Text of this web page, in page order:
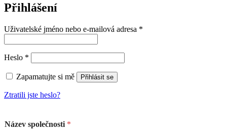
Přihlášení
Uživatelské jméno nebo e-mailová adresa *
Heslo *
Zapamatujte si mě Přihlásit se
Ztratili jste heslo?
Název společnosti *